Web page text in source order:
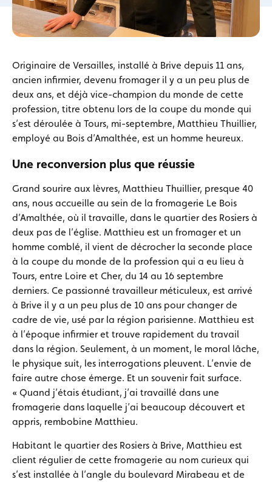
Originaire de Versailles, installé à Brive depuis 11 ans,
ancien infirmier, devenu fromager il y a un peu plus de
deux ans, et déjà vice-champion du monde de cette
profession, titre obtenu lors de la coupe du monde qui
s’est déroulée à Tours, mi-septembre, Matthieu Thuillier,
employé au Bois d’Amalthée, est un homme heureux.
Une reconversion plus que réussie
Grand sourire aux lèvres, Matthieu Thuillier, presque 40
ans, nous accueille au sein de la fromagerie Le Bois
d’Amalthée, où il travaille, dans le quartier des Rosiers à
deux pas de l’église. Matthieu est un fromager et un
homme comblé, il vient de décrocher la seconde place
à la coupe du monde de la profession qui a eu lieu à
Tours, entre Loire et Cher, du 14 au 16 septembre
derniers. Ce passionné travailleur méticuleux, est arrivé
à Brive il y a un peu plus de 10 ans pour changer de
cadre de vie, usé par la région parisienne. Matthieu est
à l’époque infirmier et trouve rapidement du travail
dans la région. Seulement, à un moment, le moral lâche,
le physique suit, les interrogations pleuvent. L’envie de
faire autre chose émerge. Et un souvenir fait surface.
« Quand j’étais étudiant, j’ai travaillé dans une
fromagerie dans laquelle j’ai beaucoup découvert et
appris, rembobine Matthieu.
Habitant le quartier des Rosiers à Brive, Matthieu est
client régulier de cette fromagerie au nom curieux qui
s’est installée à l’angle du boulevard Mirabeau et de